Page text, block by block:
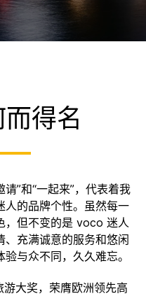
得名
”和“一起来”，代表着我
人的品牌个性。虽然每一
，但不变的是 voco 迷人
、充满诚意的服务和悠闲
与众不同，久久难忘。
大奖，荣膺欧洲领先高